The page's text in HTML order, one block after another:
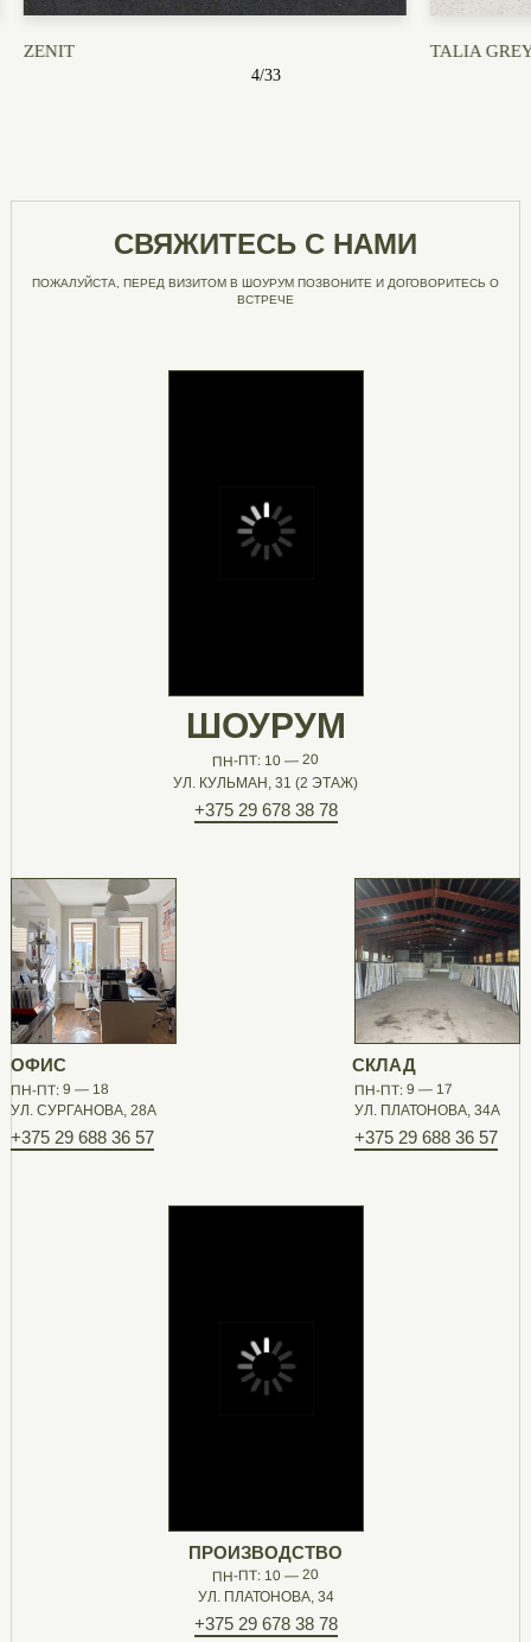
TALIA GREY
5/33
ШОУРУМ
ОФИС
ПОЖАЛУЙСТА, ПЕРЕД ВИЗИТОМ В ШОУРУМ ПОЗВОНИТЕ И ДОГОВОРИТЕСЬ О
ВСТРЕЧЕ
ПН-ПТ: 10 — 20
ПН-ПТ: 9 — 18
УЛ. КУЛЬМАН, 31 (2 ЭТАЖ)
УЛ. СУРГАНОВА, 28А
+375 29 678 38 78
ПРОИЗВОДСТВО
ПН-ПТ: 10 — 20
УЛ. ПЛАТОНОВА, 34
+375 29 678 38 78
+375 29 688 36 57
СВЯЖИТЕСЬ С НАМИ
СКЛАД
ПН-ПТ: 9 — 17
УЛ. ПЛАТОНОВА, 34А
+375 29 688 36 57